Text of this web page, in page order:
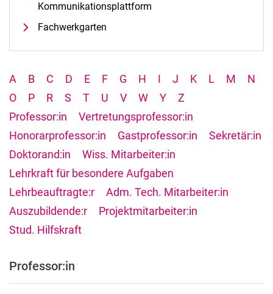
Kommunikationsplattform
Fachwerkgarten
A B C D E F G H J K L M
N
O
P R S T U V W Y
Z
Professor:in
Vertretungsprofessor:in
Honorarprofessor:in
Gastprofessor:in
Sekretär:in
Doktorand:in
Wiss. Mitarbeiter:in
Lehrkraft für besondere Aufgaben
Lehrbeauftragte:r
Adm. Tech. Mitarbeiter:in
Auszubildende:r
Projektmitarbeiter:in
Stud. Hilfskraft
Professor:in